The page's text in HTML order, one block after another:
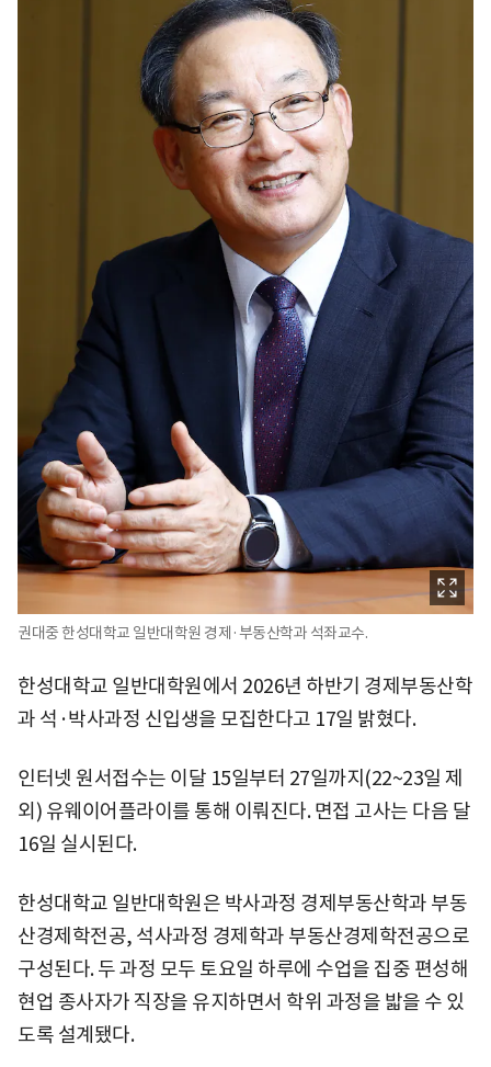
권대중 한성대학교 일반대학원 경제·부동산학과 석좌교수.
한성대학교 일반대학원에서 2026년 하반기 경제부동산학
과 석·박사과정 신입생을 모집한다고 17일 밝혔다.
인터넷 원서접수는 이달 15일부터 27일까지(22~23일 제
외) 유웨이어플라이를 통해 이뤄진다. 면접 고사는 다음 달
16일 실시된다.
한성대학교 일반대학원은 박사과정 경제부동산학과 부동
산경제학전공, 석사과정 경제학과 부동산경제학전공으로
구성된다. 두 과정 모두 토요일 하루에 수업을 집중 편성해
현업 종사자가 직장을 유지하면서 학위 과정을 밟을 수 있
도록 설계됐다.